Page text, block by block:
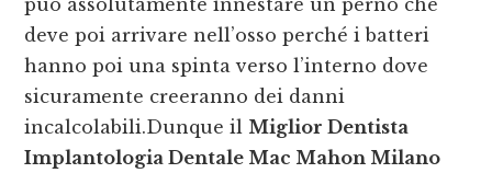
può assolutamente innestare un perno che
deve poi arrivare nell’osso perché i batteri
hanno poi una spinta verso l’interno dove
sicuramente creeranno dei danni
incalcolabili.Dunque il Miglior Dentista
Implantologia Dentale Mac Mahon Milano